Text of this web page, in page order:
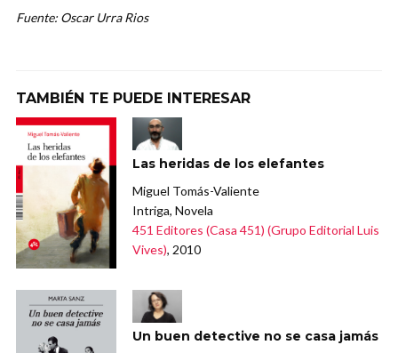
Fuente: Oscar Urra Rios
TAMBIÉN TE PUEDE INTERESAR
Las heridas de los elefantes
Miguel Tomás-Valiente
Intriga, Novela
451 Editores (Casa 451) (Grupo Editorial Luis
Vives), 2010
Un buen detective no se casa jamás